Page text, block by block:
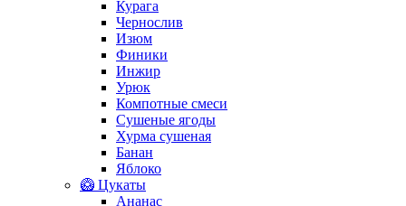
Курага
Чернослив
Изюм
Финики
Инжир
Урюк
Компотные смеси
Сушеные ягоды
Хурма сушеная
Банан
Яблоко
🥝 Цукаты
Ананас